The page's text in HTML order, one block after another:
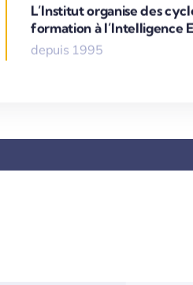
L’Institut organise des
formation à l’Intelligence
depuis 1995